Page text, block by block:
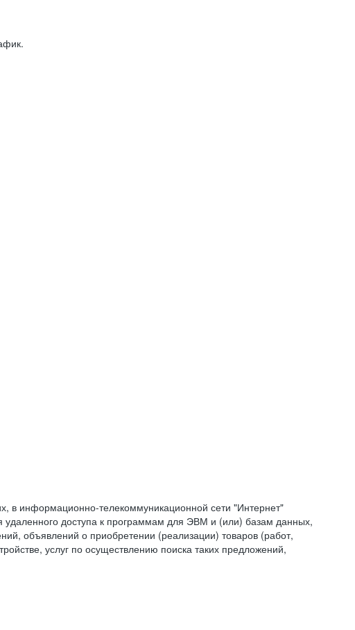
в информационно-телекоммуникационной сети "Интернет"
удаленного доступа к программам для ЭВМ и (или) базам данных,
объявлений о приобретении (реализации) товаров (работ,
услуг по осуществлению поиска таких предложений,